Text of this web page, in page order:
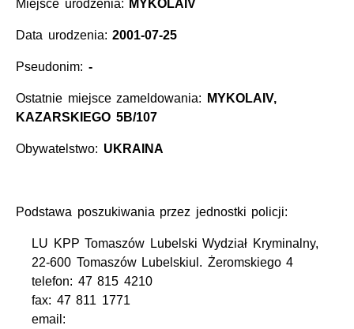
Miejsce urodzenia: MYKOLAIV
Data urodzenia:2001-07-25
Pseudonim: -
Ostatnie miejsce zameldowania:
MYKOLAIV,
KAZARSKIEGO 5B/107
Obywatelstwo: UKRAINA
Podstawa poszukiwania przez jednostki policji:
LU KPP Tomaszów Lubelski Wydział Kryminalny,
22-600 Tomaszów Lubelskiul. Żeromskiego 4
telefon: 47 815 4210
fax: 47 811 1771
email: